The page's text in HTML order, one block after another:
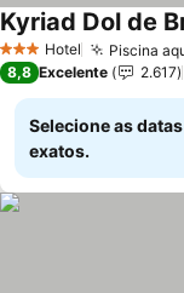
3 EstrelasHotel Piscina
Kyriad Dol de
8,8 Excelente 2.617
Selecione as
exatos.